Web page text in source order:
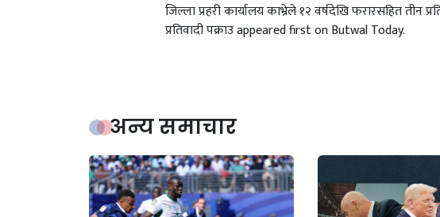
जिल्ला प्रहरी कार्यालय काभ्रेले १२ वर्षदेखि फरारसहित तीन
प्रतिवादी पक्राउ appeared first on Butwal Today.
अन्य समाचार